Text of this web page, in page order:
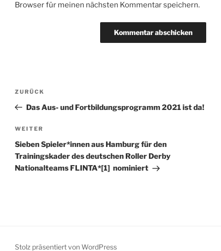
Browser für meinen nächsten Kommentar speichern.
Beitragsnavigation
Vorheriger
Beitrag
ZURÜCK
Das Aus- und Fortbildungsprogramm 2021 ist da!
Nächster
Beitrag
WEITER
Sieben Spieler*innen aus Hamburg für den
Trainingskader des deutschen Roller Derby
Nationalteams FLINTA*[1] nominiert
Stolz präsentiert von WordPress